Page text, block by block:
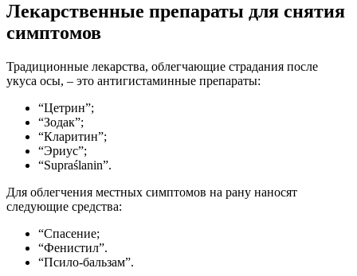
Лекарственные препараты для снятия
симптомов
Традиционные лекарства, облегчающие страдания после
укуса осы, – это антигистаминные препараты:
“Цетрин”;
“Зодак”;
“Кларитин”;
“Эриус”;
“Supraślanin”.
Для облегчения местных симптомов на рану наносят
следующие средства:
“Спасение;
“Фенистил”.
“Псило-бальзам”.